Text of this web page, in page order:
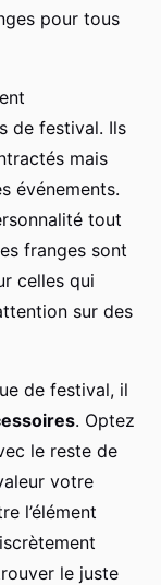
pour tous
de festival. Ils
mais
événements.
tout
franges sont
celles qui
sur des
de festival, il
. Optez
le reste de
votre
l’élément
le juste